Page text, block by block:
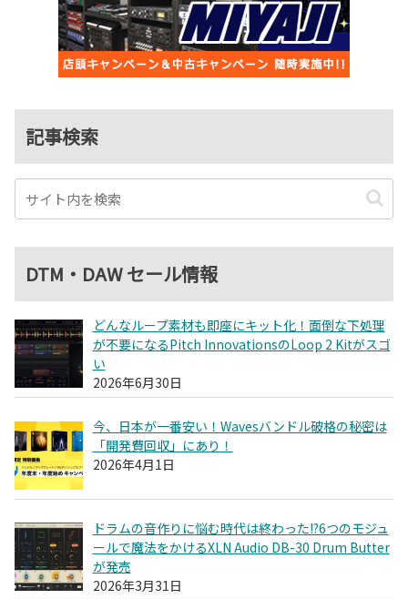
記事検索
DTM・DAW セール情報
どんなループ素材も即座にキット化！面倒な下処理
が不要になるPitch InnovationsのLoop 2 Kitがスゴ
い
2026年6月30日
今、日本が一番安い！Wavesバンドル破格の秘密は
「開発費回収」にあり！
2026年4月1日
ドラムの音作りに悩む時代は終わった!?6つのモジュ
ールで魔法をかけるXLN Audio DB-30 Drum Butter
が発売
2026年3月31日